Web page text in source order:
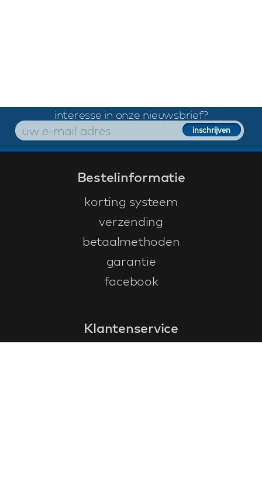
interesse in onze nieuwsbrief?
Bestelinformatie
korting systeem
verzending
betaalmethoden
garantie
facebook
Klantenservice